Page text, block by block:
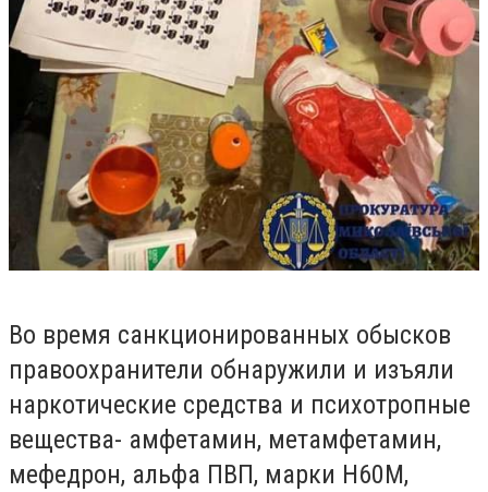
Во время санкционированных обысков
правоохранители обнаружили и изъяли
наркотические средства и психотропные
вещества- амфетамин, метамфетамин,
мефедрон, альфа ПВП, марки Н60М,